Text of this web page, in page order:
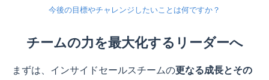
今後の目標やチャレンジしたいことは何ですか？
チームの力を最大化するリーダーへ
まずは、インサイドセールスチームの更なる成長とその